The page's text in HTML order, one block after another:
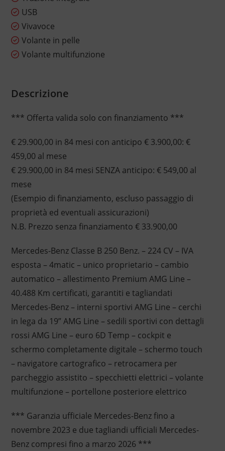
USB
Vivavoce
Volante in pelle
Volante multifunzione
Descrizione
*** Offerta valida solo con finanziamento ***
€ 29.900,00 in 84 mesi con anticipo € 3.900,00: €
459,00 al mese
€ 29.900,00 in 84 mesi SENZA anticipo: € 549,00 al
mese
(Esempio di finanziamento, escluso passaggio di
proprietà ed eventuali assicurazioni)
N.B. Prezzo senza finanziamento € 33.900,00
Mercedes-Benz Classe B 250 Benz. – 224 CV – IVA
esposta – 4matic – unico proprietario – cambio
automatico – allestimento Premium AMG Line –
40.488 Km certificati, garantiti e tagliandati
Mercedes-Benz – interni sportivi AMG Line – cerchi
in lega da 19” AMG Line – sedili sportivi con dettagli
rossi AMG Line – euro 6D Temp – cockpit e
schermo completamente digitale – schermo touch
– navigatore cartografico – retrocamera per
parcheggio assistito – specchietti elettrici – volante
multifunzione – portellone posteriore elettrico
*** Garanzia ufficiale Mercedes-Benz fino a
novembre 2023 e due tagliandi ufficiali Mercedes-
Benz compresi fino a marzo 2026 ***